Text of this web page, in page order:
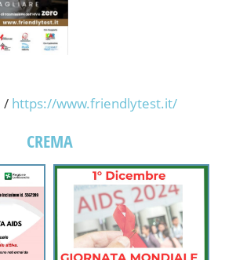
/ https://www.friendlytest.it/
CREMA